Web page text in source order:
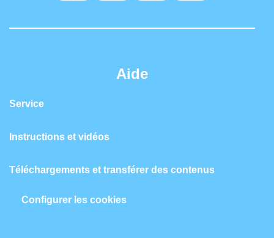
Aide
Service
Instructions et vidéos
Téléchargements et transférer des contenus
Configurer les cookies